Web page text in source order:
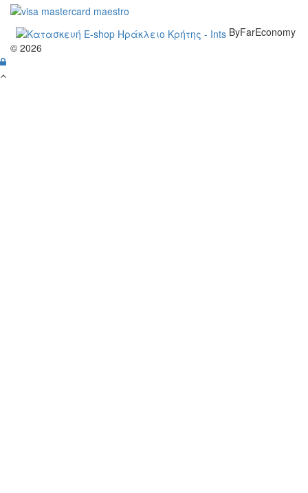
ByFarEconomy
© 2026